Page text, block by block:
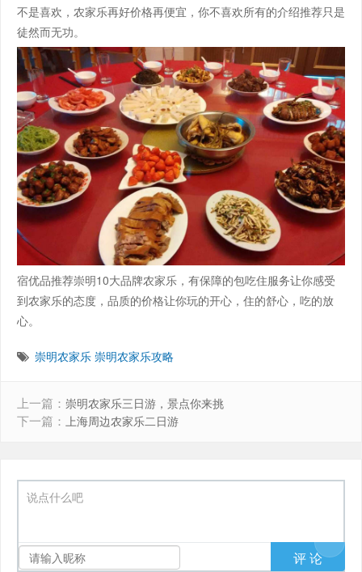
不是喜欢，农家乐再好价格再便宜，你不喜欢所有的介绍推荐只是
徒然而无功。
宿优品推荐崇明10大品牌农家乐，有保障的包吃住服务让你感受
到农家乐的态度，品质的价格让你玩的开心，住的舒心，吃的放
心。
崇明农家乐 崇明农家乐攻略
上一篇： 崇明农家乐三日游，景点你来挑
下一篇： 上海周边农家乐二日游
说点什么吧